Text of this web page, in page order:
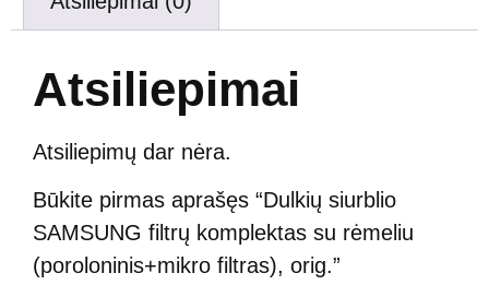
Atsiliepimai
Atsiliepimų dar nėra.
Būkite pirmas aprašęs “Dulkių siurblio
SAMSUNG filtrų komplektas su rėmeliu
(poroloninis+mikro filtras), orig.”